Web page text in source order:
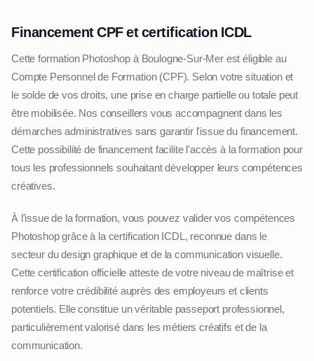
Financement CPF et certification ICDL
Cette formation Photoshop à Boulogne-Sur-Mer est éligible au
Compte Personnel de Formation (CPF). Selon votre situation et
le solde de vos droits, une prise en charge partielle ou totale peut
être mobilisée. Nos conseillers vous accompagnent dans les
démarches administratives sans garantir l'issue du financement.
Cette possibilité de financement facilite l'accès à la formation pour
tous les professionnels souhaitant développer leurs compétences
créatives.
À l'issue de la formation, vous pouvez valider vos compétences
Photoshop grâce à la certification ICDL, reconnue dans le
secteur du design graphique et de la communication visuelle.
Cette certification officielle atteste de votre niveau de maîtrise et
renforce votre crédibilité auprès des employeurs et clients
potentiels. Elle constitue un véritable passeport professionnel,
particulièrement valorisé dans les métiers créatifs et de la
communication.